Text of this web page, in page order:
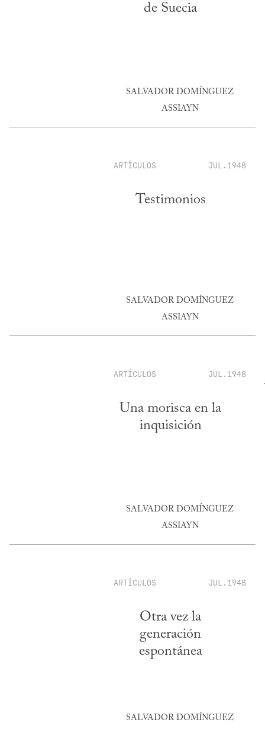
de Suecia
SALVADOR DOMÍNGUEZ
ASSIAYN
ARTÍCULOS JUL.1948
Testimonios
SALVADOR DOMÍNGUEZ
ASSIAYN
ARTÍCULOS JUL.1948
Una morisca en la
inquisición
SALVADOR DOMÍNGUEZ
ASSIAYN
ARTÍCULOS JUL.1948
Otra vez la
generación
espontánea
SALVADOR DOMÍNGUEZ